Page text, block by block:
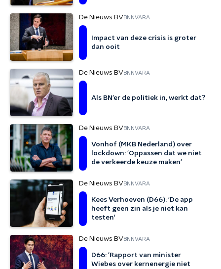
De Nieuws BVBNNVARA
Impact van deze crisis is groter
dan ooit
De Nieuws BVBNNVARA
Als BN’er de politiek in, werkt dat?
De Nieuws BVBNNVARA
Vonhof (MKB Nederland) over
lockdown: 'Oppassen dat we niet
de verkeerde keuze maken'
De Nieuws BVBNNVARA
Kees Verhoeven (D66): 'De app
heeft geen zin als je niet kan
testen'
De Nieuws BVBNNVARA
D66: ‘Rapport van minister
Wiebes over kernenergie niet